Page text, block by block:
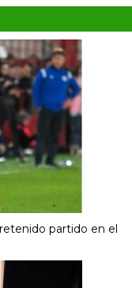
partido en el